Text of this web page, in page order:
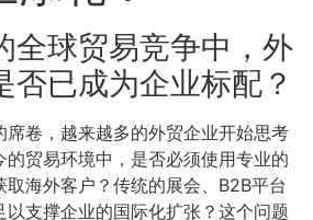
全球贸易竞争中，外
否已成为企业标配？
席卷，越来越多的外贸企业开始思考
贸易环境中，是否必须使用专业的
海外客户？传统的展会、B2B平台
支撑企业的国际化扩张？这个问题